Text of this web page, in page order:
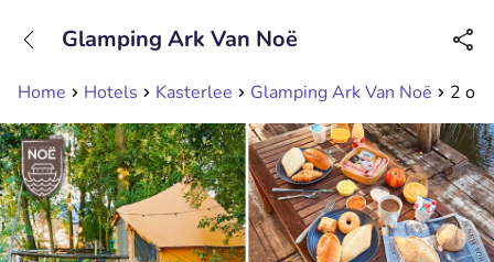
Disponible jusqu'à 23:00 heures
Home Hotels Kasterlee Glamping Ark Van Noë 2 ou
Glamping Ark Van Noë